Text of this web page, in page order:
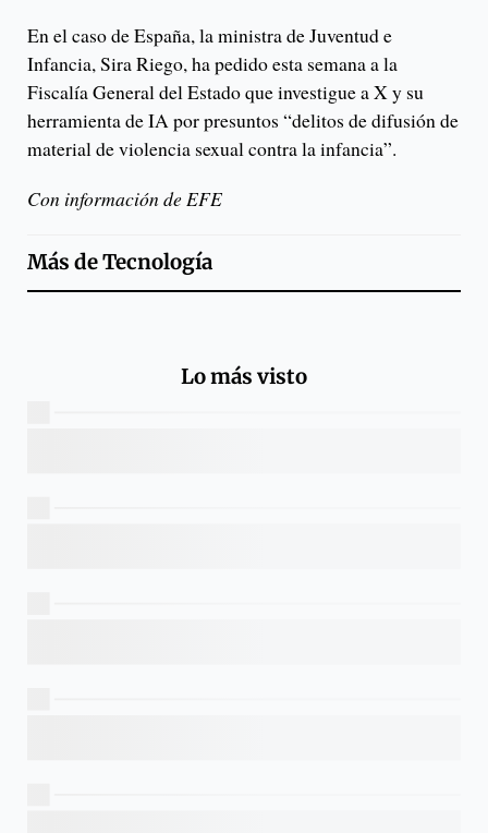
En el caso de España, la ministra de Juventud e
Infancia, Sira Riego, ha pedido esta semana a la
Fiscalía General del Estado que investigue a X y su
herramienta de IA por presuntos “delitos de difusión de
material de violencia sexual contra la infancia”.
Con información de EFE
Más deTecnología
Lo más visto